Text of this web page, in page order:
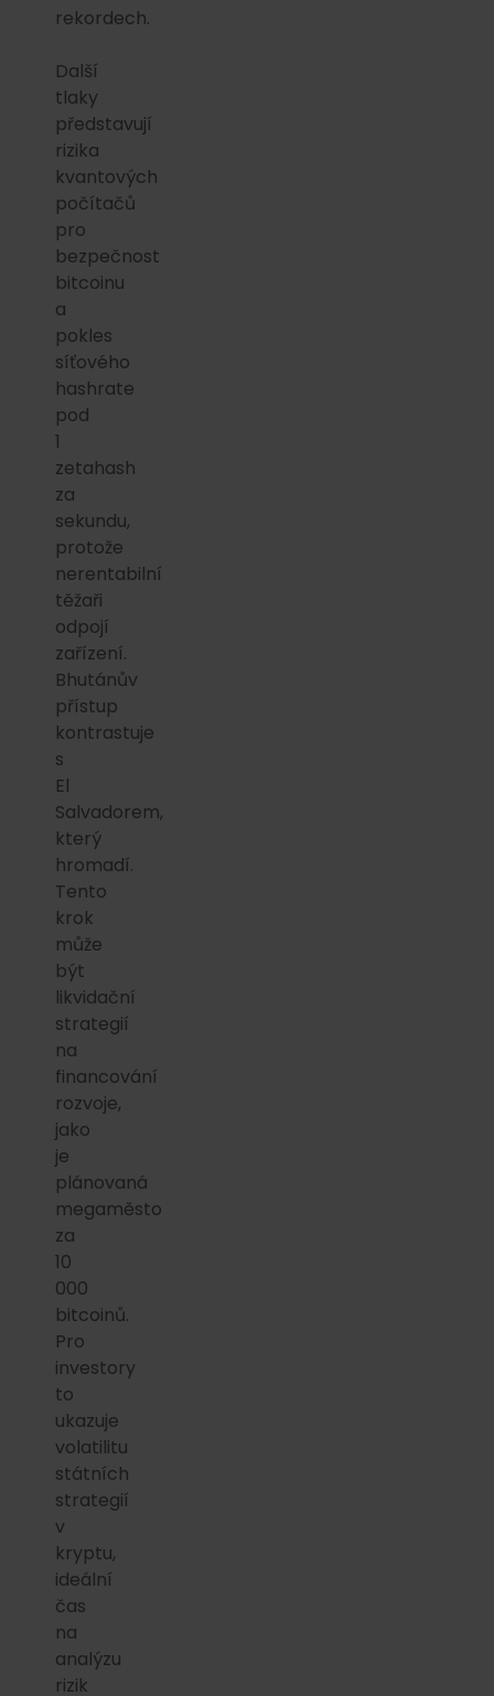
rekordech.
Další
tlaky
představují
rizika
kvantových
počítačů
pro
bezpečnost
bitcoinu
a
pokles
síťového
hashrate
pod
1
zetahash
za
sekundu,
protože
nerentabilní
těžaři
odpojí
zařízení.
Bhutánův
přístup
kontrastuje
s
El
Salvadorem,
který
hromadí.
Tento
krok
může
být
likvidační
strategií
na
financování
rozvoje,
jako
je
plánovaná
megaměsto
za
10
000
bitcoinů.
Pro
investory
to
ukazuje
volatilitu
státních
strategií
v
kryptu,
ideální
čas
na
analýzu
rizik